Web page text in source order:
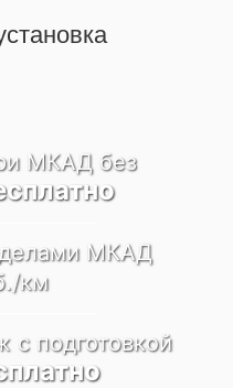
МКАД без
МКАД
км
c подготовкой